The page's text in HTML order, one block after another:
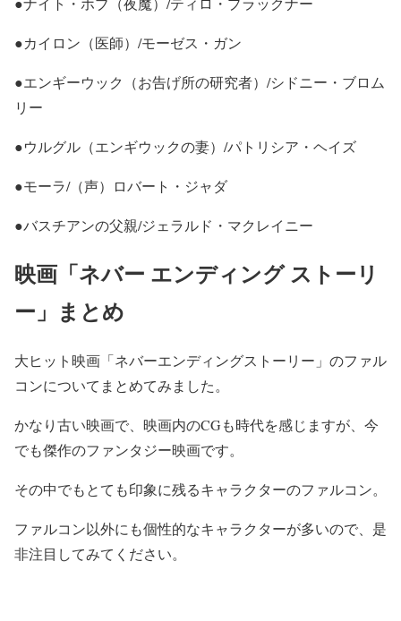
●カイロン（医師）/モーゼス・ガン
●エンギーウック（お告げ所の研究者）/シドニー・ブロム
リー
●ウルグル（エンギウックの妻）/パトリシア・ヘイズ
●モーラ/（声）ロバート・ジャダ
●バスチアンの父親/ジェラルド・マクレイニー
映画「ネバー エンディング ストーリ
ー」まとめ
大ヒット映画「ネバーエンディングストーリー」のファル
コンについてまとめてみました。
かなり古い映画で、映画内のCGも時代を感じますが、今
でも傑作のファンタジー映画です。
その中でもとても印象に残るキャラクターのファルコン。
ファルコン以外にも個性的なキャラクターが多いので、是
非注目してみてください。